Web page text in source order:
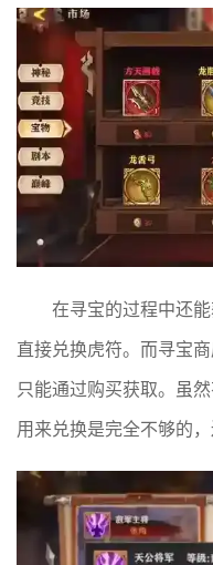
在寻宝的过程中还
直接兑换虎符。而寻宝
只能通过购买获取。虽
用来兑换是完全不够的